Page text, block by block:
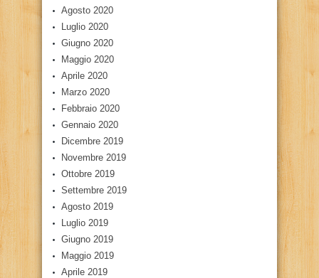
Agosto 2020
Luglio 2020
Giugno 2020
Maggio 2020
Aprile 2020
Marzo 2020
Febbraio 2020
Gennaio 2020
Dicembre 2019
Novembre 2019
Ottobre 2019
Settembre 2019
Agosto 2019
Luglio 2019
Giugno 2019
Maggio 2019
Aprile 2019